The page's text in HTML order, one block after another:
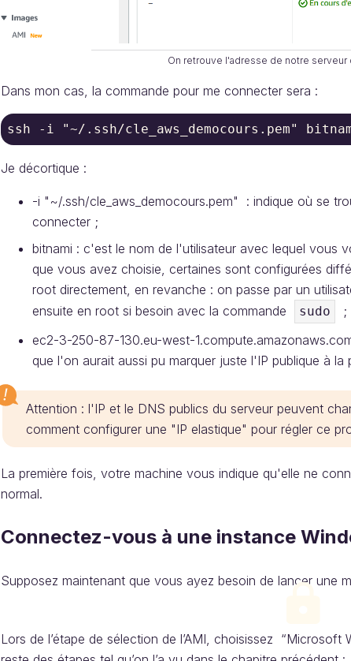
On retrouve l'adresse de notre serveur
Dans mon cas, la commande pour me connecter sera :
ssh -i "~/.ssh/cle_aws_democours.pem"
Je décortique :
-i "~/.ssh/cle_aws_democours.pem" : indique où se
connecter ;
bitnami : c'est le nom de l'utilisateur avec lequel vous
que vous avez choisie, certaines sont configurées
root directement, en revanche : on passe par un
ensuite en root si besoin avec la commande
sudo
;
ec2-3-250-87-130.eu-west-
que l'on aurait aussi pu marquer juste l'IP publique à
Attention : l'IP et le DNS publics du serveur peuvent
comment configurer une "IP elastique" pour régler ce
La première fois, votre machine vous indique qu'elle ne
normal.
Connectez-vous à une instance
Supposez maintenant que vous ayez besoin de lancer une
Lors de l’étape de sélection de l’AMI, choisissez